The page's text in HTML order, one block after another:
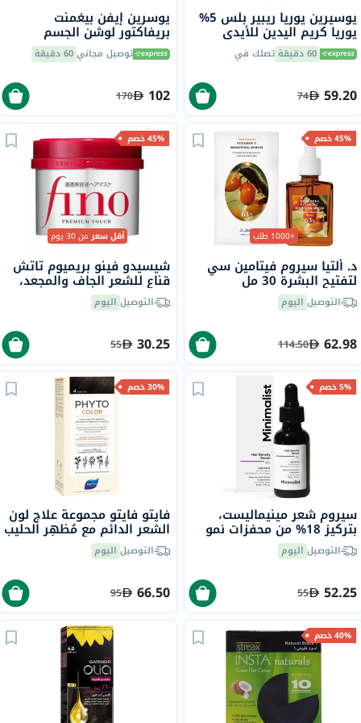
يوسيرين يوريا ريبير بلس 5%
يوريا كريم اليدين للأيدي
الجافة والخشنة 75 مل
60 دقيقة تصلك في
59.20
74
يوسرين إيفن بيغمنت
بريفاكتور لوشن الجسم
اليومي 250 ملتوصيل مجاني60 دقيقة
102
170
45% خصم
+1000 طلب
د. ألتيا سيروم فيتامين سي
لتفتيح البشرة 30 مل
التوصيل اليوم
62.98
114.50
45% خصم
أقل سعرمن 30 يوم
شيسيدو فينو بريميوم تاتش
قناع للشعر الجاف والمجعد،
230 جرامالتوصيل اليوم
30.25
55
5% خصم
سيروم شعر مينيماليست،
بتركيز 18% من محفزات نمو
الشعر، 30 مل
التوصيل اليوم
52.25
55
30% خصم
فايتو فايتو مجموعة علاج لون
الشعر الدائم مع مُظهِر الحليب
بنيالتوصيل اليوم
66.50
95
40% خصم